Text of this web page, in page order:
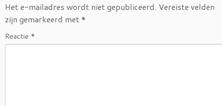
Het e-mailadres wordt niet gepubliceerd. Vereiste velden
zijn gemarkeerd met *
Reactie *